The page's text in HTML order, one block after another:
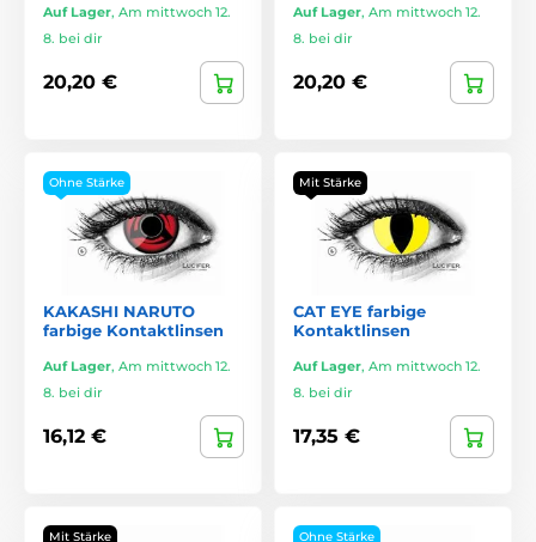
Auf Lager, Am mittwoch 12.
8. bei dir
20,20 €
Auf Lager, Am mittwoch 12.
8. bei dir
20,20 €
Ohne Stärke
KAKASHI NARUTO
farbige Kontaktlinsen
Auf Lager, Am mittwoch 12.
8. bei dir
16,12 €
Mit Stärke
CAT EYE farbige
Kontaktlinsen
Auf Lager, Am mittwoch 12.
8. bei dir
17,35 €
Mit Stärke Ohne Stärke